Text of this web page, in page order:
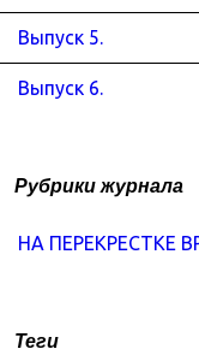
Выпуск 5.
Выпуск 6.
Рубрики журнала
НА ПЕРЕКРЕСТКЕ
Теги